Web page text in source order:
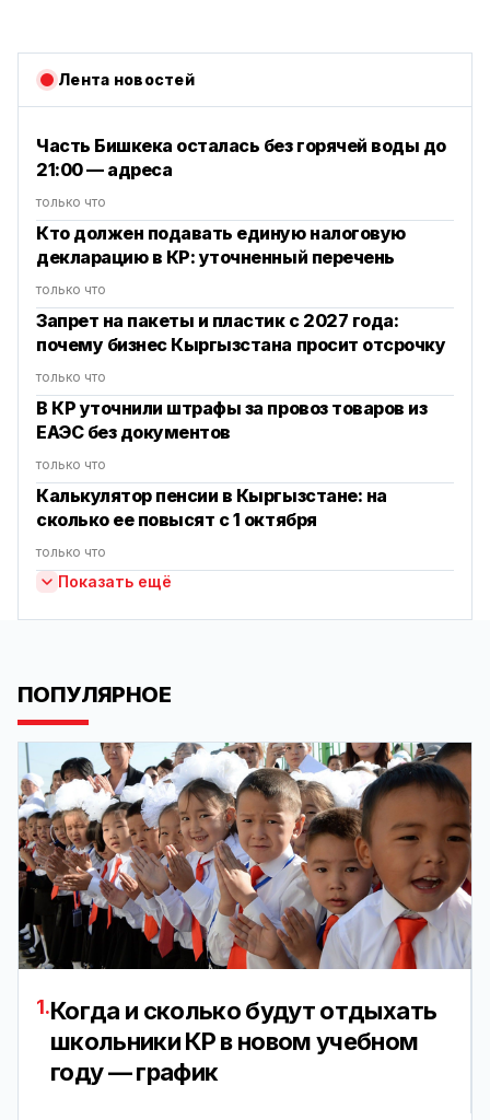
Лента новостей
Часть Бишкека осталась без горячей воды до
21:00 — адреса
только что
Кто должен подавать единую налоговую
декларацию в КР: уточненный перечень
только что
Запрет на пакеты и пластик с 2027 года:
почему бизнес Кыргызстана просит отсрочку
только что
В КР уточнили штрафы за провоз товаров из
ЕАЭС без документов
только что
Калькулятор пенсии в Кыргызстане: на
сколько ее повысят с 1 октября
только что
Показать ещё
ПОПУЛЯРНОЕ
1.Когда и сколько будут отдыхать
школьники КР в новом учебном
году — график